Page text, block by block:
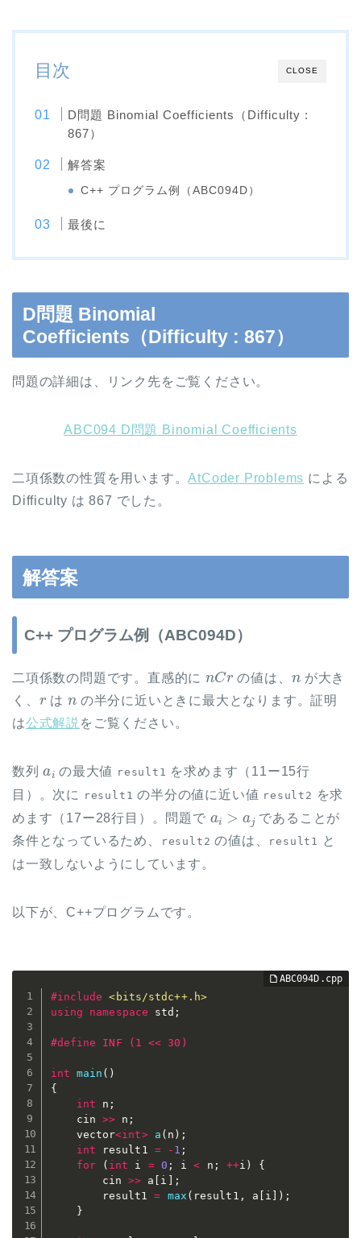
CLOSE
目次
D問題 Binomial Coefficients（Difficulty :
867）
解答案
C++ プログラム例（ABC094D）
最後に
D問題 Binomial
Coefficients（Difficulty : 867）
問題の詳細は、リンク先をご覧ください。
ABC094 D問題 Binomial Coefficients
二項係数の性質を用います。AtCoder Problems による
Difficulty は 867 でした。
解答案
C++ プログラム例（ABC094D）
二項係数の問題です。直感的に
C
の値は、
が大き
く、
は
の半分に近いときに最大となります。証明
は公式解説 をご覧ください。
数列 の最大値 result1 を求めます（11ー15行
目）。次に
result1 の半分の値に近い値 result2 を求
めます（17ー28行目）。問題で
であることが
条件となっているため、
result2 の値は、 result1
と
は一致しないようにしています。
以下が、C++プログラムです。
#include
<bits/stdc++.h>
using
namespace std ;
#define INF (1 << 30)
int main ( )
{
int n ;
	cin
>> n ;
	vector
<int> a ( n ) ;
int result1 = - 1 ;
for
( int i = 0 ; i < n ; ++i )
{
		cin
>> a i
;
		result1
= max ( result1 , a i ) ;
}